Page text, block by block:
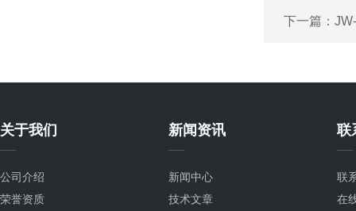
下一篇：
关于我们
公司介绍
荣誉资质
新闻资讯
新闻中心
技术文章
联
联
在